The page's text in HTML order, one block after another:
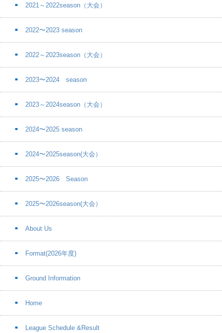
2021～2022season（大会）
2022〜2023 season
2022～2023season（大会）
2023〜2024 season
2023～2024season（大会）
2024〜2025 season
2024〜2025season(大会）
2025〜2026 Season
2025〜2026season(大会）
About Us
Format(2026年度)
Ground Information
Home
League Schedule &Result